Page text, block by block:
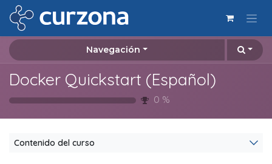
Ir al contenido
Navegación
Docker Quickstart (Español)
0 %
Contenido del curso